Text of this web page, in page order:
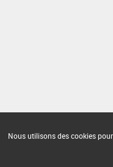
Nous utilisons des cookies